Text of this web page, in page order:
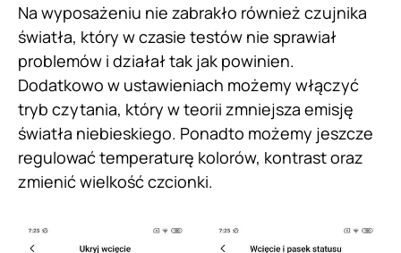
Na wyposażeniu nie zabrakło również czujnika
światła, który w czasie testów nie sprawiał
problemów i działał tak jak powinien.
Dodatkowo w ustawieniach możemy włączyć
tryb czytania, który w teorii zmniejsza emisję
światła niebieskiego. Ponadto możemy jeszcze
regulować temperaturę kolorów, kontrast oraz
zmienić wielkość czcionki.